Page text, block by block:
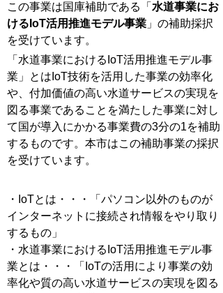
この事業は国庫補助である「 水道事業にお
けるIoT活用推進モデル事業 」の補助採択
を受けています。
「水道事業におけるIoT活用推進モデル事
業」とはIoT技術を活用した事業の効率化
や、付加価値の高い水道サービスの実現を
図る事業であることを満たした事業に対し
て国が導入にかかる事業費の3分の1を補助
するものです。本市はこの補助事業の採択
を受けています。
・IoTとは・・・「パソコン以外のものが
インターネットに接続され情報をやり取り
するもの」
・水道事業におけるIoT活用推進モデル事
業とは・・・「IoTの活用により事業の効
率化や質の高い水道サービスの実現を図る